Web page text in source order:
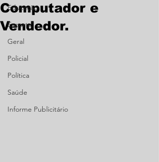
Educação
Esporte
Geral
Policial
Política
Saúde
Informe Publicitário
Computador e
Vendedor.